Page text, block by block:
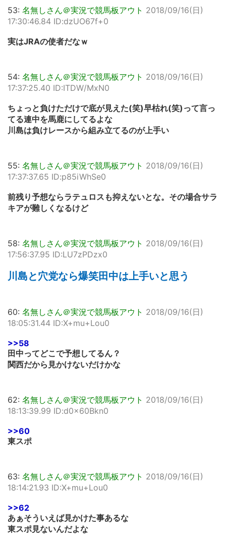
53: 名無しさん＠実況で競馬板アウト 2018/09/16(日)
17:30:46.84 ID:dzUO67f+0
実はJRAの使者だなｗ
54: 名無しさん＠実況で競馬板アウト 2018/09/16(日)
17:37:25.40 ID:ITDW/MxN0
ちょっと負けただけで底が見えた(笑)早枯れ(笑)って言っ
てる連中を馬鹿にしてるよな
川島は負けレースから組み立てるのが上手い
55: 名無しさん＠実況で競馬板アウト 2018/09/16(日)
17:37:37.65 ID:p85iWhSe0
前残り予想ならラテュロスも抑えないとな。その場合サラ
キアが難しくなるけど
58: 名無しさん＠実況で競馬板アウト 2018/09/16(日)
17:56:37.95 ID:LU7zPDzx0
川島と穴党なら爆笑田中は上手いと思う
60: 名無しさん＠実況で競馬板アウト 2018/09/16(日)
18:05:31.44 ID:X+mu+Lou0
>>58
田中ってどこで予想してるん？
関西だから見かけないだけかな
62: 名無しさん＠実況で競馬板アウト 2018/09/16(日)
18:13:39.99 ID:d0x60Bkn0
>>60
東スポ
63: 名無しさん＠実況で競馬板アウト 2018/09/16(日)
18:14:21.93 ID:X+mu+Lou0
>>62
あぁそういえば見かけた事あるな
東スポ見ないんだよな